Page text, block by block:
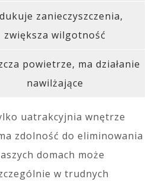
zanieczyszczenia,
zwiększa wilgotność
powietrze, ma działanie
nawilżające
uatrakcyjnia wnętrze
zdolność do eliminowania
domach może
w trudnych